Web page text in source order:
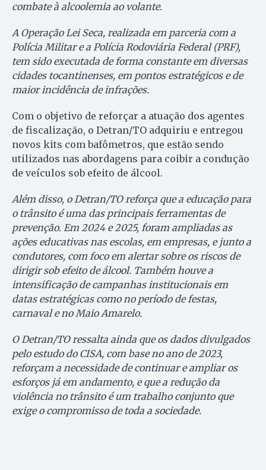
combate à alcoolemia ao volante.
A Operação Lei Seca, realizada em parceria com a
Polícia Militar e a Polícia Rodoviária Federal (PRF),
tem sido executada de forma constante em diversas
cidades tocantinenses, em pontos estratégicos e de
maior incidência de infrações.
Com o objetivo de reforçar a atuação dos agentes
de fiscalização, o Detran/TO adquiriu e entregou
novos kits com bafômetros, que estão sendo
utilizados nas abordagens para coibir a condução
de veículos sob efeito de álcool.
Além disso, o Detran/TO reforça que a educação para
o trânsito é uma das principais ferramentas de
prevenção. Em 2024 e 2025, foram ampliadas as
ações educativas nas escolas, em empresas, e junto a
condutores, com foco em alertar sobre os riscos de
dirigir sob efeito de álcool. Também houve a
intensificação de campanhas institucionais em
datas estratégicas como no período de festas,
carnaval e no Maio Amarelo.
O Detran/TO ressalta ainda que os dados divulgados
pelo estudo do CISA, com base no ano de 2023,
reforçam a necessidade de continuar e ampliar os
esforços já em andamento, e que a redução da
violência no trânsito é um trabalho conjunto que
exige o compromisso de toda a sociedade.